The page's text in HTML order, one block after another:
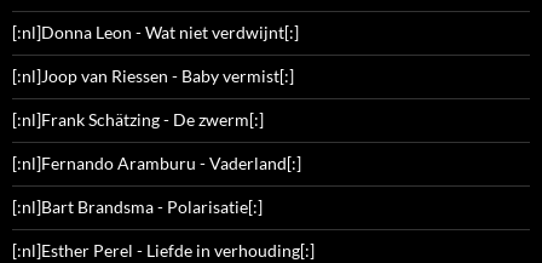
[:nl]Donna Leon - Wat niet verdwijnt[:]
[:nl]Joop van Riessen - Baby vermist[:]
[:nl]Frank Schätzing - De zwerm[:]
[:nl]Fernando Aramburu - Vaderland[:]
[:nl]Bart Brandsma - Polarisatie[:]
[:nl]Esther Perel - Liefde in verhouding[:]